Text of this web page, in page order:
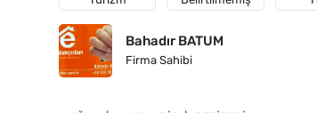
Bahadır BATUM
Firma Sahibi